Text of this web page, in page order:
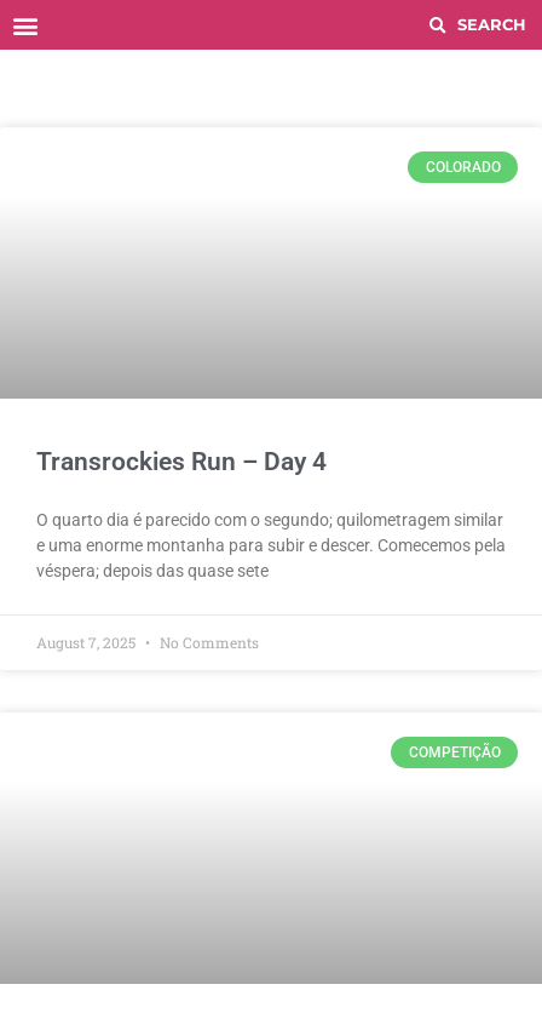
COLORADO
Transrockies Run – Day 4
O quarto dia é parecido com o segundo; quilometragem similar
e uma enorme montanha para subir e descer. Comecemos pela
véspera; depois das quase sete
August 7, 2025 No Comments
COMPETIÇÃO